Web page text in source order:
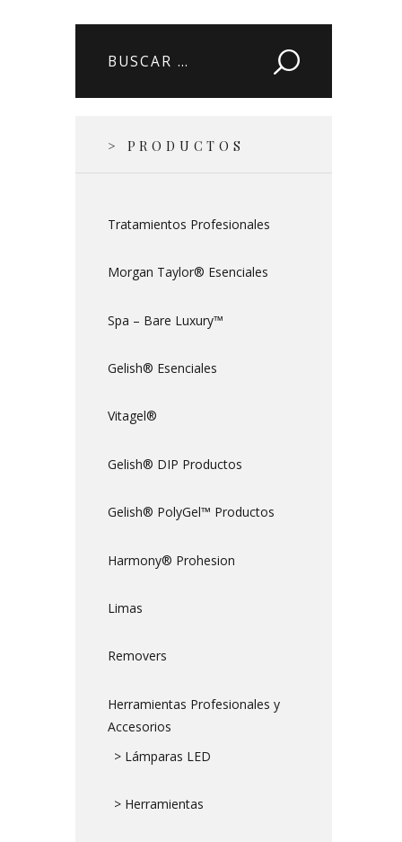
Buscar:
> PRODUCTOS
Tratamientos Profesionales
Morgan Taylor® Esenciales
Spa – Bare Luxury™
Gelish® Esenciales
Vitagel®
Gelish® DIP Productos
Gelish® PolyGel™ Productos
Harmony® Prohesion
Limas
Removers
Herramientas Profesionales y
Accesorios
> Lámparas LED
> Herramientas